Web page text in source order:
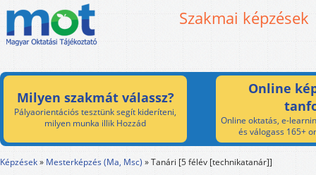
Szakmai képzések
Milyen szakmát válassz?
Pályaorientációs tesztünk segít kideríteni,
milyen munka illik Hozzád
Online
Online oktatás, e-
és válogass 165+
Képzések» Mesterképzés (Ma, Msc) »Tanári [5 félév [technikatanár]]